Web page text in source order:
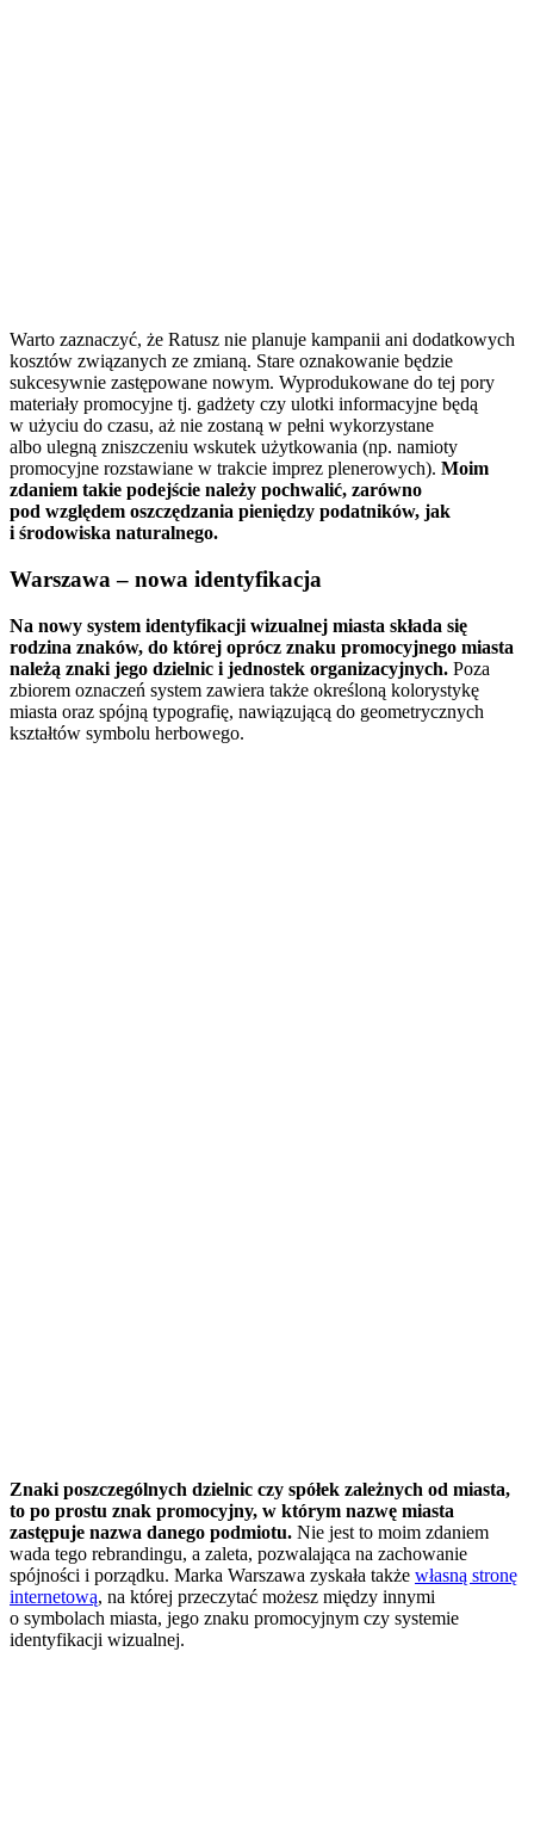
Warto zaznaczyć, że Ratusz nie planuje kampanii ani dodatkowych
kosztów związanych ze zmianą. Stare oznakowanie będzie
sukcesywnie zastępowane nowym. Wyprodukowane do tej pory
materiały promocyjne tj. gadżety czy ulotki informacyjne będą
w użyciu do czasu, aż nie zostaną w pełni wykorzystane
albo ulegną zniszczeniu wskutek użytkowania (np. namioty
promocyjne rozstawiane w trakcie imprez plenerowych). Moim
zdaniem takie podejście należy pochwalić, zarówno
pod względem oszczędzania pieniędzy podatników, jak
i środowiska naturalnego.
Warszawa – nowa identyfikacja
Na nowy system identyfikacji wizualnej miasta składa się
rodzina znaków, do której oprócz znaku promocyjnego miasta
należą znaki jego dzielnic i jednostek organizacyjnych. Poza
zbiorem oznaczeń system zawiera także określoną kolorystykę
miasta oraz spójną typografię, nawiązującą do geometrycznych
kształtów symbolu herbowego.
Znaki poszczególnych dzielnic czy spółek zależnych od miasta,
to po prostu znak promocyjny, w którym nazwę miasta
zastępuje nazwa danego podmiotu. Nie jest to moim zdaniem
wada tego rebrandingu, a zaleta, pozwalająca na zachowanie
spójności i porządku. Marka Warszawa zyskała także własną stronę
internetową, na której przeczytać możesz między innymi
o symbolach miasta, jego znaku promocyjnym czy systemie
identyfikacji wizualnej.